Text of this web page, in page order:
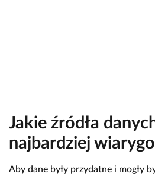
Jakie źródła
najbardziej
Aby dane były przydatne i mogły